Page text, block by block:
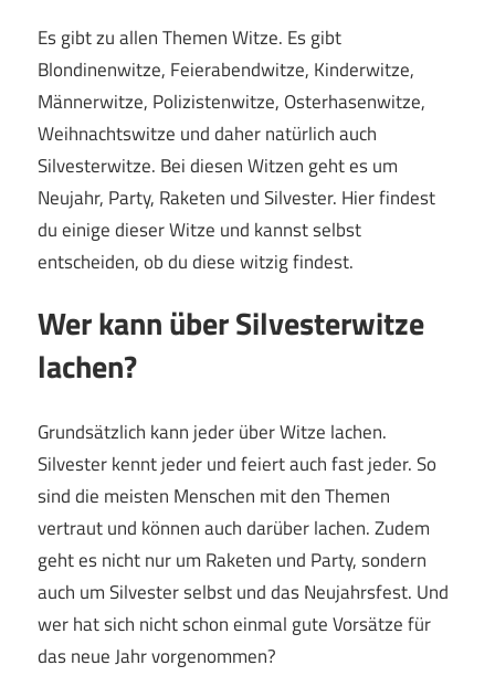
Es gibt zu allen Themen Witze. Es gibt
Blondinenwitze, Feierabendwitze, Kinderwitze,
Männerwitze, Polizistenwitze, Osterhasenwitze,
Weihnachtswitze und daher natürlich auch
Silvesterwitze. Bei diesen Witzen geht es um
Neujahr, Party, Raketen und Silvester. Hier findest
du einige dieser Witze und kannst selbst
entscheiden, ob du diese witzig findest.
Wer kann über Silvesterwitze
lachen?
Grundsätzlich kann jeder über Witze lachen.
Silvester kennt jeder und feiert auch fast jeder. So
sind die meisten Menschen mit den Themen
vertraut und können auch darüber lachen. Zudem
geht es nicht nur um Raketen und Party, sondern
auch um Silvester selbst und das Neujahrsfest. Und
wer hat sich nicht schon einmal gute Vorsätze für
das neue Jahr vorgenommen?